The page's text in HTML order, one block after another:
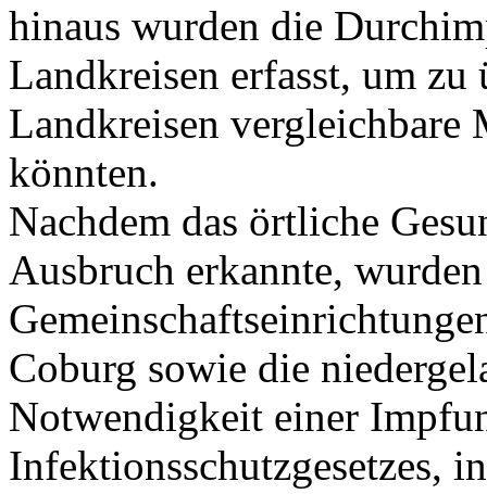
hinaus wurden die
Landkreisen erfasst, um
Landkreisen vergleichbare
könnten.
Nachdem das örtliche
Ausbruch erkannte,
Coburg sowie die
Notwendigkeit einer
Infektionsschutzgesetzes,